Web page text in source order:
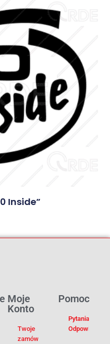
Inside”
Pomoc
Pytania I
Odpowiedzi
Moje
Konto
Twoje
zamówienia